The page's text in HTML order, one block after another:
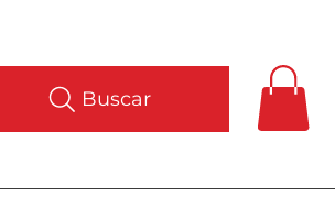
Buscar